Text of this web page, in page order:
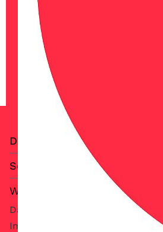
Digitale Empfangswege
Service
Weitere Informationen
Datenschutz
Impressum